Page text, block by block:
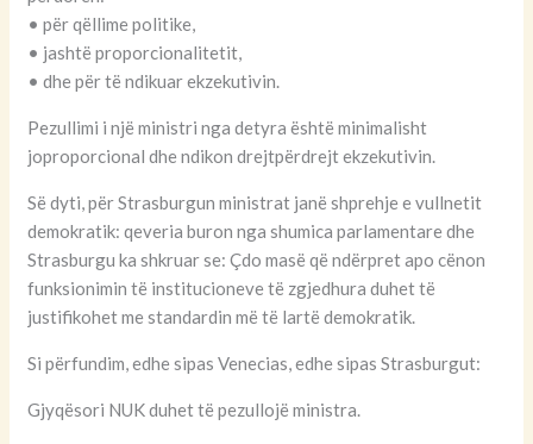
• për qëllime politike,
• jashtë proporcionalitetit,
• dhe për të ndikuar ekzekutivin.
Pezullimi i një ministri nga detyra është minimalisht
joproporcional dhe ndikon drejtpërdrejt ekzekutivin.
Së dyti, për Strasburgun ministrat janë shprehje e vullnetit
demokratik: qeveria buron nga shumica parlamentare dhe
Strasburgu ka shkruar se: Çdo masë që ndërpret apo cënon
funksionimin të institucioneve të zgjedhura duhet të
justifikohet me standardin më të lartë demokratik.
Si përfundim, edhe sipas Venecias, edhe sipas Strasburgut:
Gjyqësori NUK duhet të pezullojë ministra.